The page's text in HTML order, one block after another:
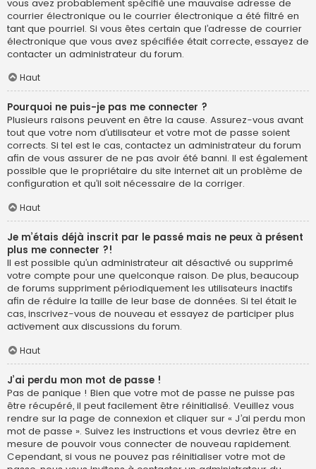
vous avez probablement spécifié une mauvaise adresse de
courrier électronique ou le courrier électronique a été filtré en
tant que pourriel. Si vous êtes certain que l’adresse de courrier
électronique que vous avez spécifiée était correcte, essayez de
contacter un administrateur du forum.
Haut
Pourquoi ne puis-je pas me connecter ?
Plusieurs raisons peuvent en être la cause. Assurez-vous avant
tout que votre nom d’utilisateur et votre mot de passe soient
corrects. Si tel est le cas, contactez un administrateur du forum
afin de vous assurer de ne pas avoir été banni. Il est également
possible que le propriétaire du site internet ait un problème de
configuration et qu’il soit nécessaire de la corriger.
Haut
Je m’étais déjà inscrit par le passé mais ne peux à présent
plus me connecter ?!
Il est possible qu’un administrateur ait désactivé ou supprimé
votre compte pour une quelconque raison. De plus, beaucoup
de forums suppriment périodiquement les utilisateurs inactifs
afin de réduire la taille de leur base de données. Si tel était le
cas, inscrivez-vous de nouveau et essayez de participer plus
activement aux discussions du forum.
Haut
J’ai perdu mon mot de passe !
Pas de panique ! Bien que votre mot de passe ne puisse pas
être récupéré, il peut facilement être réinitialisé. Veuillez vous
rendre sur la page de connexion et cliquer sur « J’ai perdu mon
mot de passe ». Suivez les instructions et vous devriez être en
mesure de pouvoir vous connecter de nouveau rapidement.
Cependant, si vous ne pouvez pas réinitialiser votre mot de